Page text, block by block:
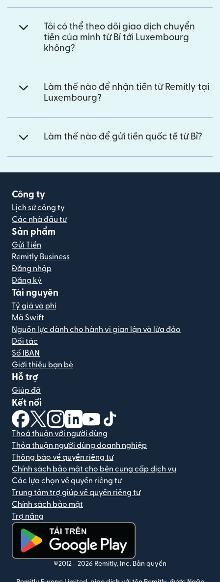
Tôi có thể theo dõi giao dịch chuyển
tiền của mình từ Bỉ tới Luxembourg
không?
Làm thế nào để nhận tiền từ Remitly tại
Luxembourg?
Làm thế nào để gửi tiền quốc tế từ Bỉ?
Công ty
Lịch sử công ty
Các nhà đầu tư
Sản phẩm
Gửi Tiền
Remitly Business
Đăng nhập
Đăng ký
Tài nguyên
Tỷ giá và phí
Mã Swift
Nguồn lực dành cho hành vi gian lận và lừa đảo
Đối tác
Số IBAN
Giới thiệu bạn bè
Hỗ trợ
Giúp đỡ
Kết nối
(mở trong cửa sổ mới)
(mở trong cửa sổ mới)
(mở trong cửa sổ mới)
(mở trong cửa sổ mới)
(mở trong cửa sổ mới)
Thoả thuận với người dùng
Thỏa thuận người dùng doanh nghiệp
Thông báo về quyền riêng tư
Chính sách bảo mật cho bên cung cấp dịch vụ
Các lựa chọn về quyền riêng tư
Trung tâm trợ giúp về quyền riêng tư
Chính sách bảo mật
Trợ năng
(mở trong cửa sổ mới)
©2012 - 2026 Remitly, Inc. Bản quyền